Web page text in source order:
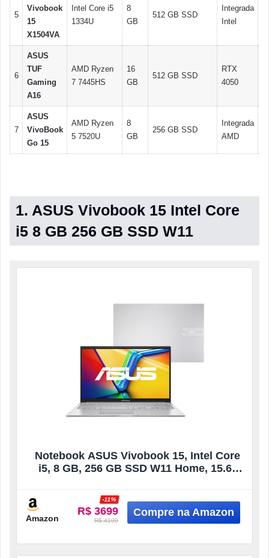
5
Vivobook
15
X1504VA
Intel Core i5
1334U
8
GB
512 GB SSD
Integrada
Intel
6
ASUS
TUF
Gaming
A16
AMD Ryzen
7 7445HS
16
GB
512 GB SSD
RTX
4050
7
ASUS
VivoBook
Go 15
AMD Ryzen
5 7520U
8
GB
256 GB SSD
Integrada
AMD
1. ASUS Vivobook 15 Intel Core
i5 8 GB 256 GB SSD W11
Notebook ASUS Vivobook 15, Intel Core
i5, 8 GB, 256 GB SSD W11 Home, 15.6”
Amazon
R$ 3699
-11%
R$ 4199